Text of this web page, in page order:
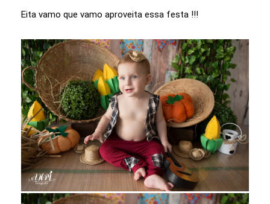
Eita vamo que vamo aproveita essa festa !!!